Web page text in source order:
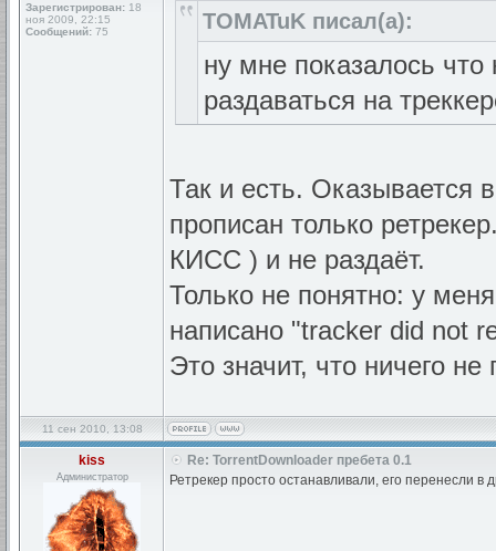
Зарегистрирован: 18
ноя 2009, 22:15
Сообщений: 75 TOMATuK писал(а):
ну мне показалось что
раздаваться на
Так и есть. Оказывается
прописан только
КИСС ) и не раздаёт.
Только не понятно: у
написано "tracker did not
Это значит, что ничего
11 сен 2010, 13:08
kiss
Администратор
Re: TorrentDownloader пребета 0.1
Ретрекер просто останавливали, его перенесли в